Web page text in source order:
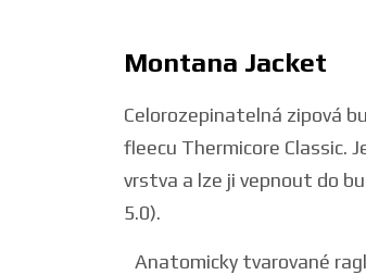
Montana Jacket
Celorozepinatelná zipová
fleecu Thermicore Classic.
vrstva a lze ji vepnout do
5.0).
Anatomicky tvarované